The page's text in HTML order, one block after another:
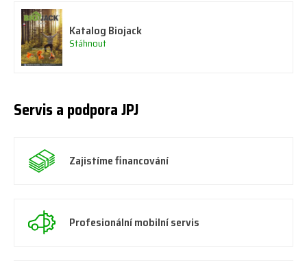
Katalog Biojack
Stáhnout
Servis a podpora JPJ
Zajistíme financování
Profesionální mobilní servis